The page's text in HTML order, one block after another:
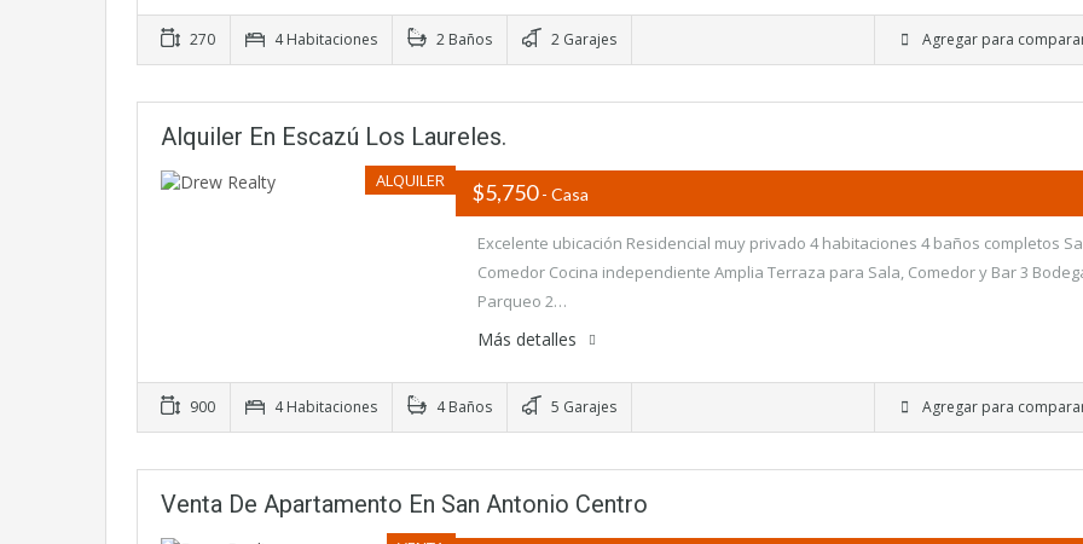
270 4 Habitaciones 2 Baños 2 Garajes Agregar para
Alquiler En Escazú Los Laureles.
ALQUILER $5,750- Casa
Excelente ubicación Residencial muy privado 4 habitaciones 4 baños completos
Comedor Cocina independiente Amplia Terraza para Sala, Comedor y Bar 3
Parqueo 2…
Más detalles
900 4 Habitaciones 4 Baños 5 Garajes Agregar para
Venta De Apartamento En San Antonio Centro